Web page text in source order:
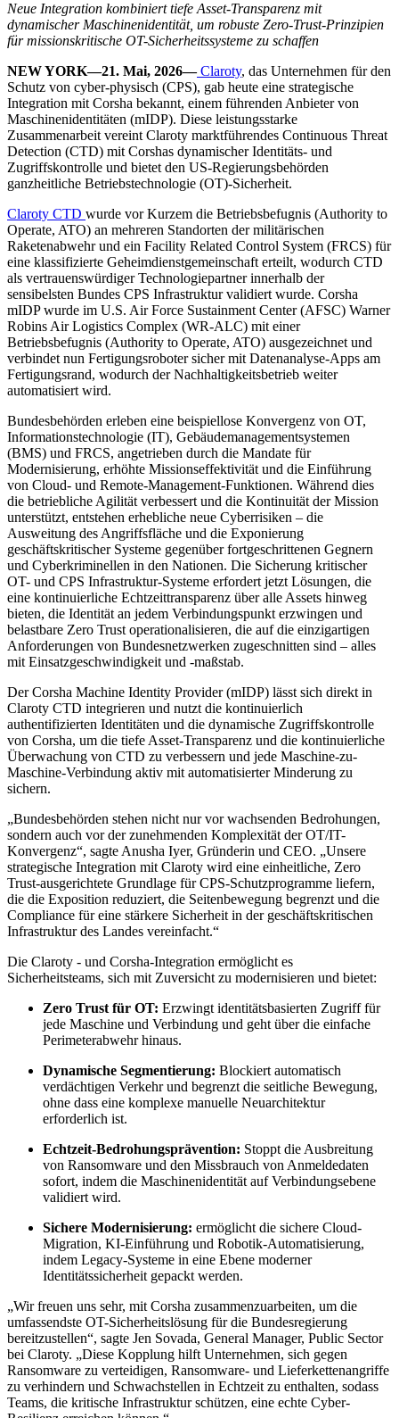
Neue Integration kombiniert tiefe Asset-Transparenz mit
dynamischer Maschinenidentität, um robuste Zero-Trust-Prinzipien
für missionskritische OT-Sicherheitssysteme zu schaffen
NEW YORK—21. Mai, 2026—Claroty, das Unternehmen für den
Schutz von cyber-physisch (CPS), gab heute eine strategische
Integration mit Corsha bekannt, einem führenden Anbieter von
Maschinenidentitäten (mIDP). Diese leistungsstarke
Zusammenarbeit vereint Claroty marktführendes Continuous Threat
Detection (CTD) mit Corshas dynamischer Identitäts- und
Zugriffskontrolle und bietet den US-Regierungsbehörden
ganzheitliche Betriebstechnologie (OT)-Sicherheit.
Claroty CTD wurde vor Kurzem die Betriebsbefugnis (Authority to
Operate, ATO) an mehreren Standorten der militärischen
Raketenabwehr und ein Facility Related Control System (FRCS) für
eine klassifizierte Geheimdienstgemeinschaft erteilt, wodurch CTD
als vertrauenswürdiger Technologiepartner innerhalb der
sensibelsten Bundes CPS Infrastruktur validiert wurde. Corsha
mIDP wurde im U.S. Air Force Sustainment Center (AFSC) Warner
Robins Air Logistics Complex (WR-ALC) mit einer
Betriebsbefugnis (Authority to Operate, ATO) ausgezeichnet und
verbindet nun Fertigungsroboter sicher mit Datenanalyse-Apps am
Fertigungsrand, wodurch der Nachhaltigkeitsbetrieb weiter
automatisiert wird.
Bundesbehörden erleben eine beispiellose Konvergenz von OT,
Informationstechnologie (IT), Gebäudemanagementsystemen
(BMS) und FRCS, angetrieben durch die Mandate für
Modernisierung, erhöhte Missionseffektivität und die Einführung
von Cloud- und Remote-Management-Funktionen. Während dies
die betriebliche Agilität verbessert und die Kontinuität der Mission
unterstützt, entstehen erhebliche neue Cyberrisiken – die
Ausweitung des Angriffsfläche und die Exponierung
geschäftskritischer Systeme gegenüber fortgeschrittenen Gegnern
und Cyberkriminellen in den Nationen. Die Sicherung kritischer
OT- und CPS Infrastruktur-Systeme erfordert jetzt Lösungen, die
eine kontinuierliche Echtzeittransparenz über alle Assets hinweg
bieten, die Identität an jedem Verbindungspunkt erzwingen und
belastbare Zero Trust operationalisieren, die auf die einzigartigen
Anforderungen von Bundesnetzwerken zugeschnitten sind – alles
mit Einsatzgeschwindigkeit und -maßstab.
Der Corsha Machine Identity Provider (mIDP) lässt sich direkt in
Claroty CTD integrieren und nutzt die kontinuierlich
authentifizierten Identitäten und die dynamische Zugriffskontrolle
von Corsha, um die tiefe Asset-Transparenz und die kontinuierliche
Überwachung von CTD zu verbessern und jede Maschine-zu-
Maschine-Verbindung aktiv mit automatisierter Minderung zu
sichern.
„Bundesbehörden stehen nicht nur vor wachsenden Bedrohungen,
sondern auch vor der zunehmenden Komplexität der OT/IT-
Konvergenz“, sagte Anusha Iyer, Gründerin und CEO. „Unsere
strategische Integration mit Claroty wird eine einheitliche, Zero
Trust-ausgerichtete Grundlage für CPS-Schutzprogramme liefern,
die die Exposition reduziert, die Seitenbewegung begrenzt und die
Compliance für eine stärkere Sicherheit in der geschäftskritischen
Infrastruktur des Landes vereinfacht.“
Die Claroty - und Corsha-Integration ermöglicht es
Sicherheitsteams, sich mit Zuversicht zu modernisieren und bietet:
Zero Trust für OT: Erzwingt identitätsbasierten Zugriff für
jede Maschine und Verbindung und geht über die einfache
Perimeterabwehr hinaus.
Dynamische Segmentierung: Blockiert automatisch
verdächtigen Verkehr und begrenzt die seitliche Bewegung,
ohne dass eine komplexe manuelle Neuarchitektur
erforderlich ist.
Echtzeit-Bedrohungsprävention: Stoppt die Ausbreitung
von Ransomware und den Missbrauch von Anmeldedaten
sofort, indem die Maschinenidentität auf Verbindungsebene
validiert wird.
Sichere Modernisierung: ermöglicht die sichere Cloud-
Migration, KI-Einführung und Robotik-Automatisierung,
indem Legacy-Systeme in eine Ebene moderner
Identitätssicherheit gepackt werden.
„Wir freuen uns sehr, mit Corsha zusammenzuarbeiten, um die
umfassendste OT-Sicherheitslösung für die Bundesregierung
bereitzustellen“, sagte Jen Sovada, General Manager, Public Sector
bei Claroty. „Diese Kopplung hilft Unternehmen, sich gegen
Ransomware zu verteidigen, Ransomware- und Lieferkettenangriffe
zu verhindern und Schwachstellen in Echtzeit zu enthalten, sodass
Teams, die kritische Infrastruktur schützen, eine echte Cyber-